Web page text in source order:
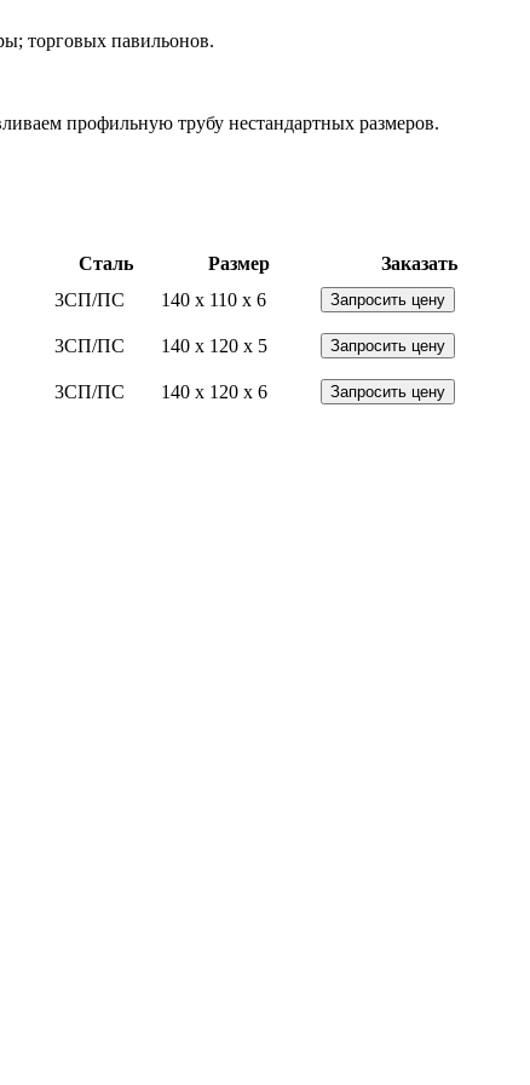
торговых павильонов.
профильную трубу нестандартных размеров.
Сталь Размер
Заказать
3СП/ПС 140 x 110 x 6 Запросить цену
3СП/ПС 140 x 120 x 5 Запросить цену
3СП/ПС 140 x 120 x 6 Запросить цену